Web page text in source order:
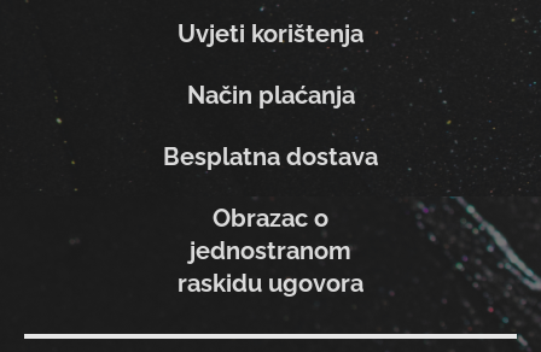
Uvjeti korištenja
Način plaćanja
Besplatna dostava
Obrazac o
jednostranom
raskidu ugovora